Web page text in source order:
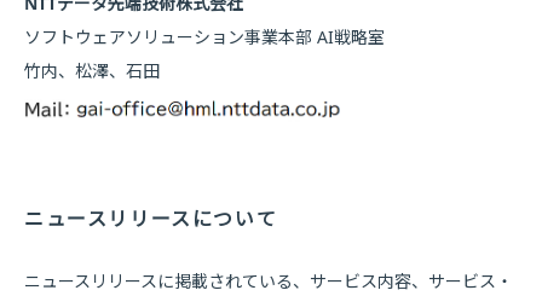
ソフトウェアソリューション事業本部 AI戦略室
竹内、松澤、石田
ニュースリリースについて
ニュースリリースに掲載されている、サービス内容、サービス・